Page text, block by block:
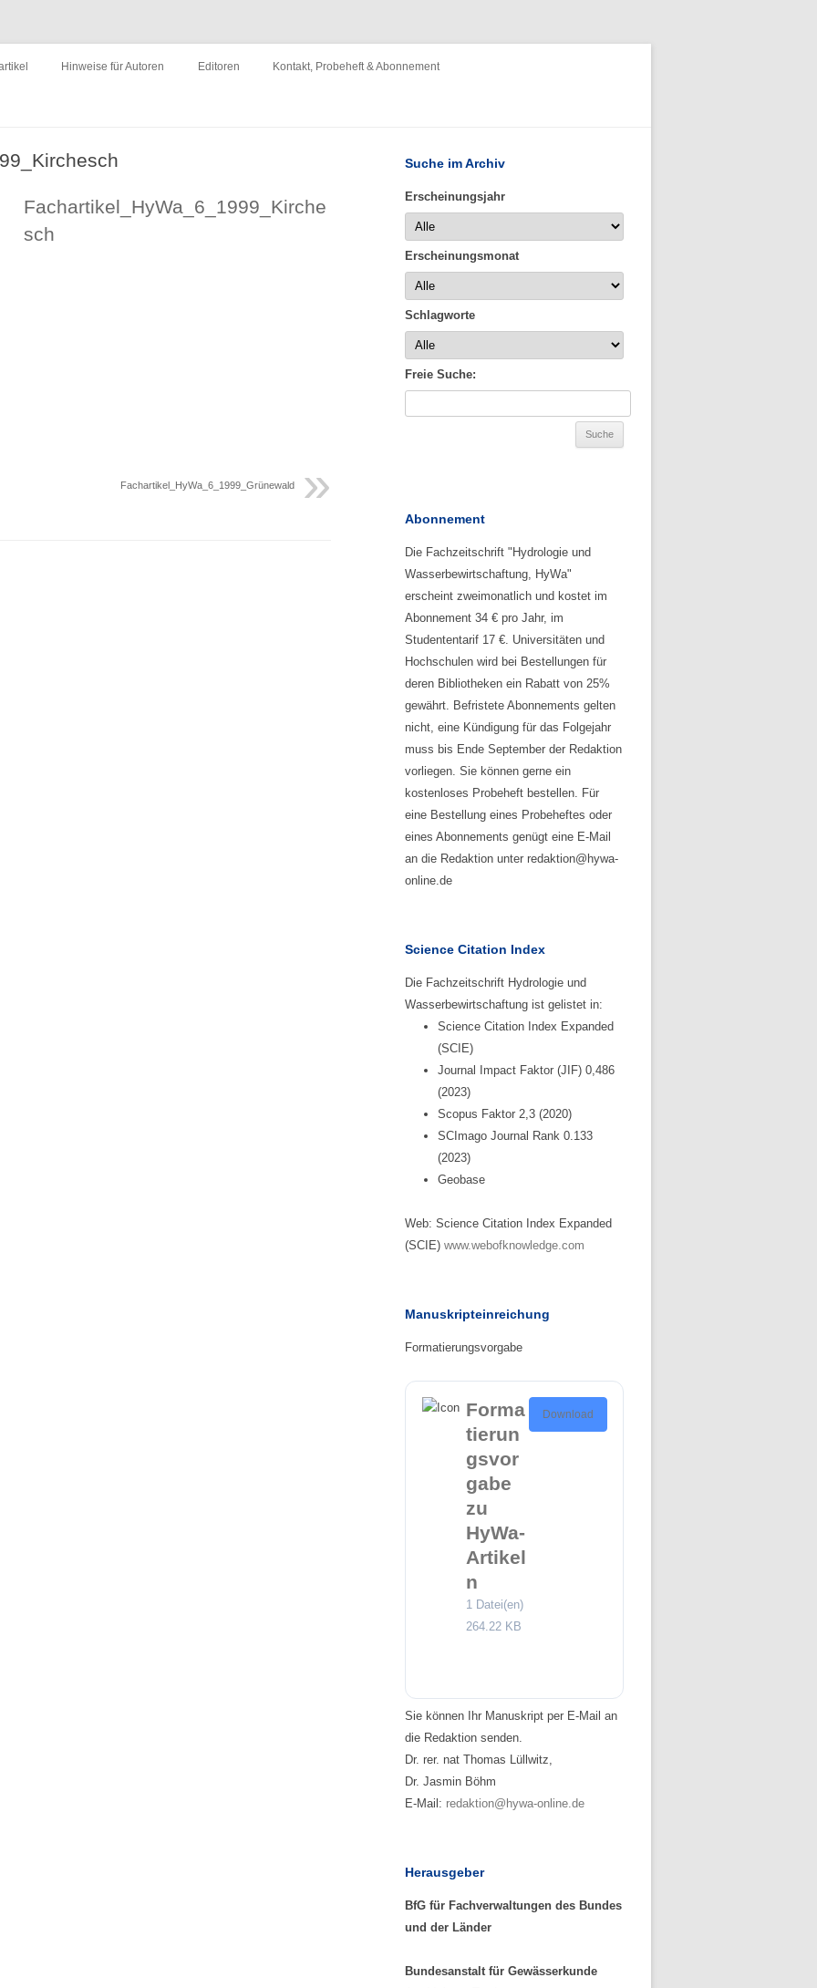
Inhalt
Hinweise für Autoren Editoren Kontakt, Probeheft & Abonnement
Fachartikel_HyWa_6_1999_Kirche
sch
Fachartikel_HyWa_6_1999_Grünewald
Suche im Archiv
Erscheinungsjahr
Erscheinungsmonat
Schlagworte
Freie Suche:
Abonnement
Die Fachzeitschrift "Hydrologie und
Wasserbewirtschaftung, HyWa"
erscheint zweimonatlich und kostet im
Abonnement 34 € pro Jahr, im
Studententarif 17 €. Universitäten und
Hochschulen wird bei Bestellungen für
deren Bibliotheken ein Rabatt von 25%
gewährt. Befristete Abonnements gelten
nicht, eine Kündigung für das Folgejahr
muss bis Ende September der Redaktion
vorliegen. Sie können gerne ein
kostenloses Probeheft bestellen. Für
eine Bestellung eines Probeheftes oder
eines Abonnements genügt eine E-Mail
an die Redaktion unter redaktion@hywa-
online.de
Science Citation Index
Die Fachzeitschrift Hydrologie und
Wasserbewirtschaftung ist gelistet in:
Science Citation Index Expanded
(SCIE)
Journal Impact Faktor (JIF) 0,486
(2023)
Scopus Faktor 2,3 (2020)
SCImago Journal Rank 0.133
(2023)
Geobase
Web: Science Citation Index Expanded
(SCIE)www.webofknowledge.com
Manuskripteinreichung
Formatierungsvorgabe
Forma
tierun
gsvor
gabe
zu
HyWa-
Artikel
n
1 Datei(en)
264.22 KB
Download
Sie können Ihr Manuskript per E-Mail an
die Redaktion senden.
Dr. rer. nat Thomas Lüllwitz,
Dr. Jasmin Böhm
E-Mail: redaktion@hywa-online.de
Herausgeber
BfG für Fachverwaltungen des Bundes
und der Länder
Bundesanstalt für Gewässerkunde